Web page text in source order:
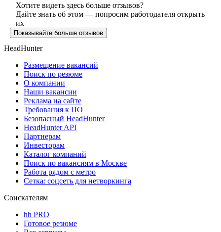
Хотите видеть здесь больше отзывов?
Дайте знать об этом — попросим работодателя открыть
их
Показывайте больше отзывов
HeadHunter
Размещение вакансий
Поиск по резюме
О компании
Наши вакансии
Реклама на сайте
Требования к ПО
Безопасный HeadHunter
HeadHunter API
Партнерам
Инвесторам
Каталог компаний
Поиск по вакансиям в Москве
Работа рядом с метро
Сетка: соцсеть для нетворкинга
Соискателям
hh PRO
Готовое резюме